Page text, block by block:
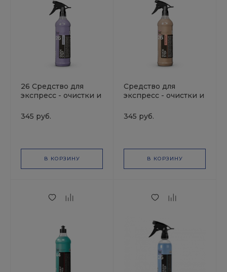
26 Средство для
экспресс - очистки и
чёрного перца,
SMART QUICK STEP
345 руб.
В КОРЗИНУ
Средство для
экспресс - очистки и
STEP MILK
CHOCOLATE 26 (0,5л)
345 руб.
В КОРЗИНУ